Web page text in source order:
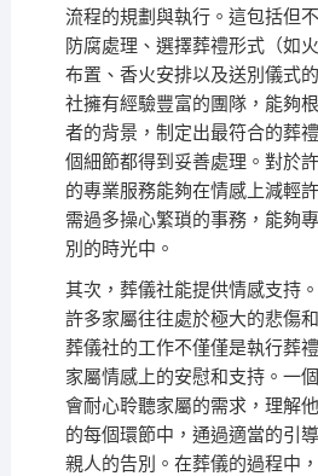
流程的規劃與執行。這包括但
防腐處理、選擇葬禮形式（如
布置、香火安排以及送別儀式
社擁有經驗豐富的團隊，能夠
者的背景，制定出最符合的葬
個細節都得到妥善處理。對於
的專業服務能夠在情感上減輕
需過多操心繁瑣的事務，能夠
別的時光中。
其次，葬儀社能提供情感支持
許多家屬往往處於極大的悲傷
葬儀社的工作不僅僅是執行葬
家屬情感上的安慰和支持。一
會耐心聆聽家屬的需求，理解
的每個環節中，通過適當的引
親人的告別。在葬儀的過程中